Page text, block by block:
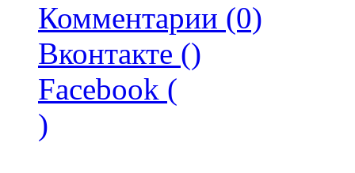
Комментарии (0)
Вконтакте ()
Facebook (
)